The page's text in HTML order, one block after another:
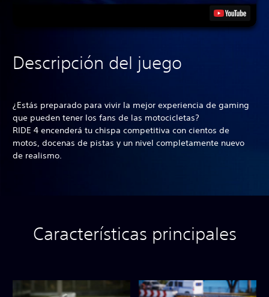
Descripción del juego
¿Estás preparado para vivir la mejor experiencia de gaming
que pueden tener los fans de las motocicletas?
RIDE 4 encenderá tu chispa competitiva con cientos de
motos, docenas de pistas y un nivel completamente nuevo
de realismo.
Características principales